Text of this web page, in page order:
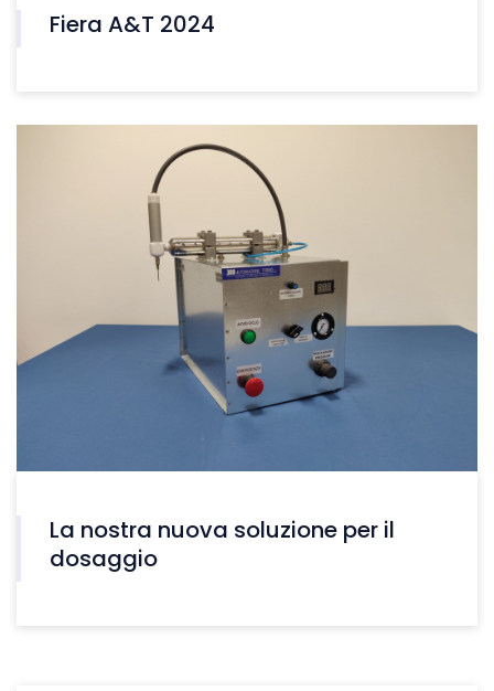
Fiera A&T 2024
La nostra nuova soluzione per il
dosaggio